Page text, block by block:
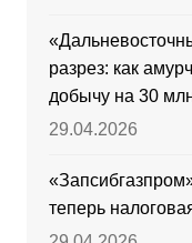
разрез: как
добычу на 30
29.04.2026
теперь